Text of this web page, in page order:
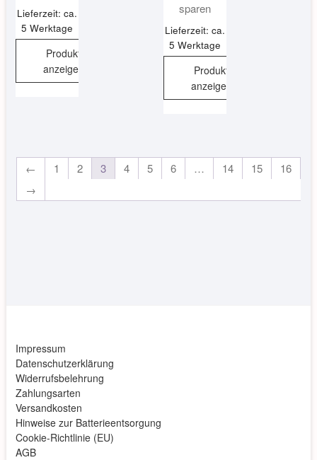
Lieferzeit: ca.
5 Werktage
Produkt
anzeigen
sparen
Lieferzeit: ca.
5 Werktage
Produkt
anzeigen
← 1 2 3 4 5 6 … 14 15
16
→
Impressum
Datenschutzerklärung
Widerrufsbelehrung
Zahlungsarten
Versandkosten
Hinweise zur Batterieentsorgung
Cookie-Richtlinie (EU)
AGB